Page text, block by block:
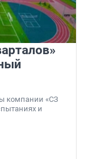
компании «СЗ
и